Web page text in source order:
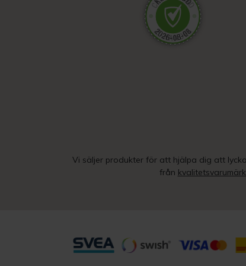
Vi säljer produkter för att hjälpa dig att
från